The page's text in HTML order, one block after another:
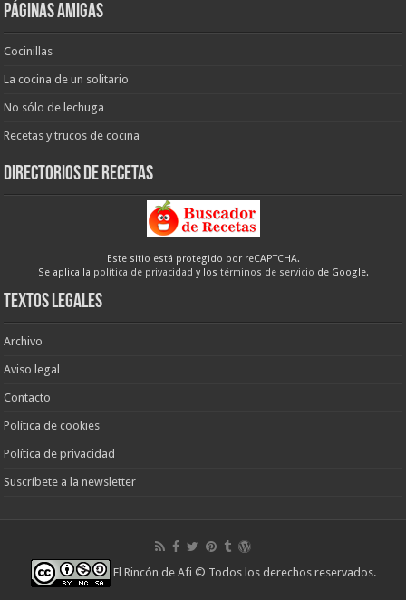
Páginas amigas
Cocinillas
La cocina de un solitario
No sólo de lechuga
Recetas y trucos de cocina
Directorios de recetas
Este sitio está protegido por reCAPTCHA.
Se aplica la política de privacidad y los términos de servicio de Google.
Textos legales
Archivo
Aviso legal
Contacto
Política de cookies
Política de privacidad
Suscríbete a la newsletter
El Rincón de Afi © Todos los derechos reservados.